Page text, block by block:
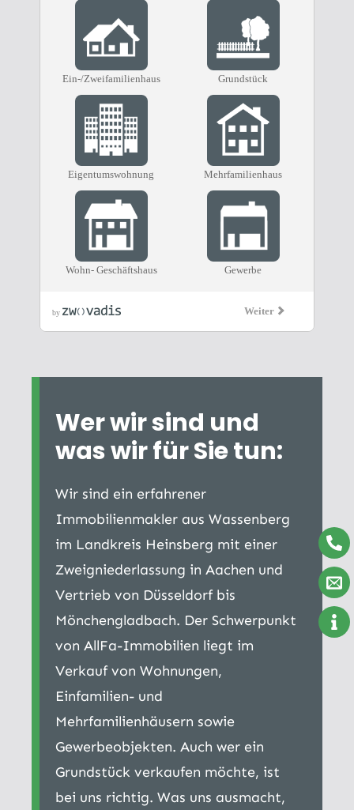
Wer wir sind und
was wir für Sie tun:
Wir sind ein erfahrener
Immobilienmakler aus Wassenberg
im Landkreis Heinsberg mit einer
Zweigniederlassung in Aachen und
Vertrieb von Düsseldorf bis
Mönchengladbach. Der Schwerpunkt
von AllFa-Immobilien liegt im
Verkauf von Wohnungen,
Einfamilien- und
Mehrfamilienhäusern sowie
Gewerbeobjekten. Auch wer ein
Grundstück verkaufen möchte, ist
bei uns richtig. Was uns ausmacht,